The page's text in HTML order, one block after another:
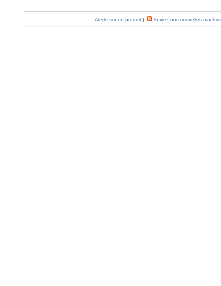
Alerte sur un produit | Suivez nos nouvelles